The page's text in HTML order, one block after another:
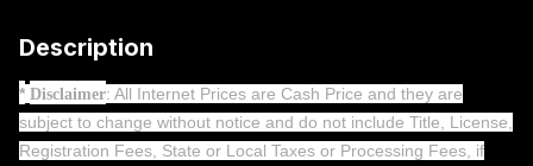
Description
* Disclaimer: All Internet Prices are Cash Price and they are
subject to change without notice and do not include Title, License,
Registration Fees, State or Local Taxes or Processing Fees, if